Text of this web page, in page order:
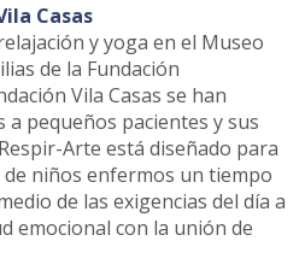
Casas
y yoga en el Museo
de la Fundación
Vila Casas se han
pequeños pacientes y sus
Arte está diseñado para
niños enfermos un tiempo
de las exigencias del día a
emocional con la unión de